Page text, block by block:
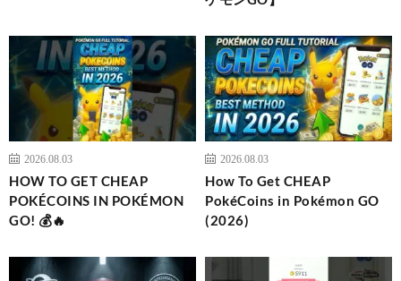
2026.08.03
HOW TO GET CHEAP
POKÉCOINS IN POKÉMON
GO! 💰🔥
2026.08.03
How To Get CHEAP
PokéCoins in Pokémon GO
(2026)